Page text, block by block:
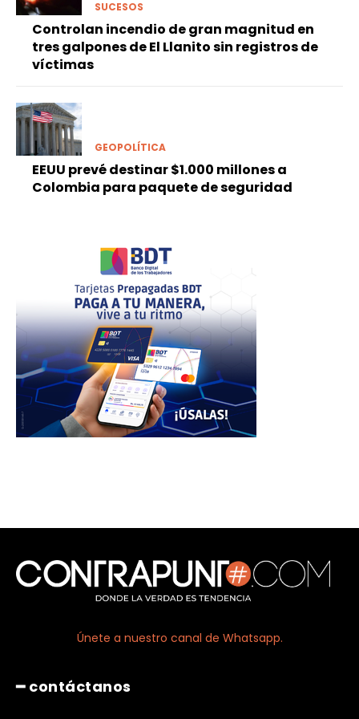
SUCESOS
Controlan incendio de gran magnitud en
tres galpones de El Llanito sin registros de
víctimas
GEOPOLÍTICA
EEUU prevé destinar $1.000 millones a
Colombia para paquete de seguridad
Únete a nuestro canal de Whatsapp.
━ contáctanos